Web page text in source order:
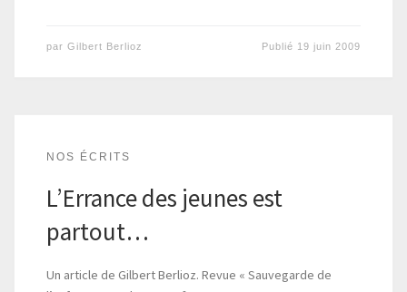
par Gilbert Berlioz Publié 19 juin 2009
NOS ÉCRITS
L’Errance des jeunes est
partout…
Un article de Gilbert Berlioz. Revue « Sauvegarde de